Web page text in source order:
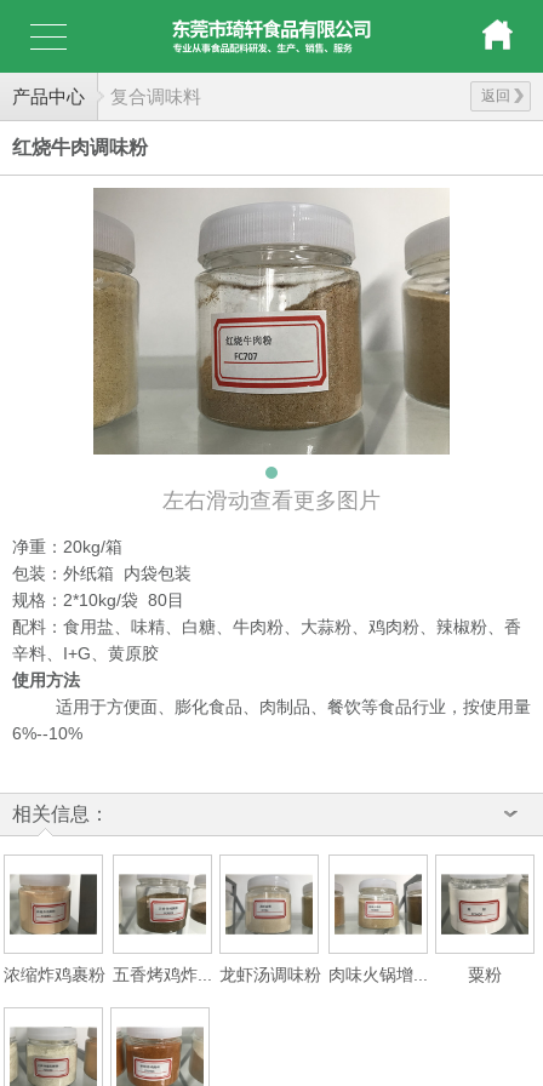
产品中心 返回
复合调味料
红烧牛肉调味粉
左右滑动查看更多图片
净重：20kg/箱
包装：外纸箱 内袋包装
规格：2*10kg/袋 80目
配料： 食用盐、味精、白糖、牛肉粉、大蒜粉、鸡肉粉、辣椒粉、香
辛料、I+G、黄原胶
使用方法
适用于方便面、膨化食品、肉制品、餐饮等食品行业，按使用量
6%--10%
相关信息：
浓缩炸鸡裹粉 五香烤鸡炸... 龙虾汤调味粉 肉味火锅增... 粟粉